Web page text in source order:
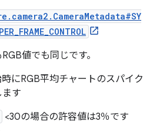
値でも同じです。
にRGB平均チャートのスパイク
す
<30の場合の許容値は3％です